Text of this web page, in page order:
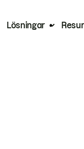
Lösningar